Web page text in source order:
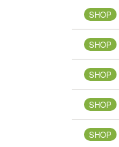
SHOP
SHOP
SHOP
SHOP
SHOP